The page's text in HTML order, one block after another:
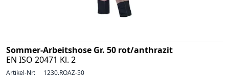
Sommer-Arbeitshose Gr. 50 rot/anthrazit
EN ISO 20471 Kl. 2
Artikel-Nr: 1230.ROAZ-50